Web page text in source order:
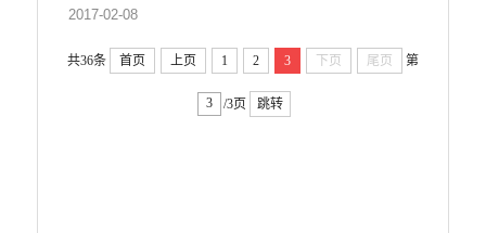
2017-02-08
共36条 首页 上页 1 2 3 下页 尾页 第
/3页 跳转